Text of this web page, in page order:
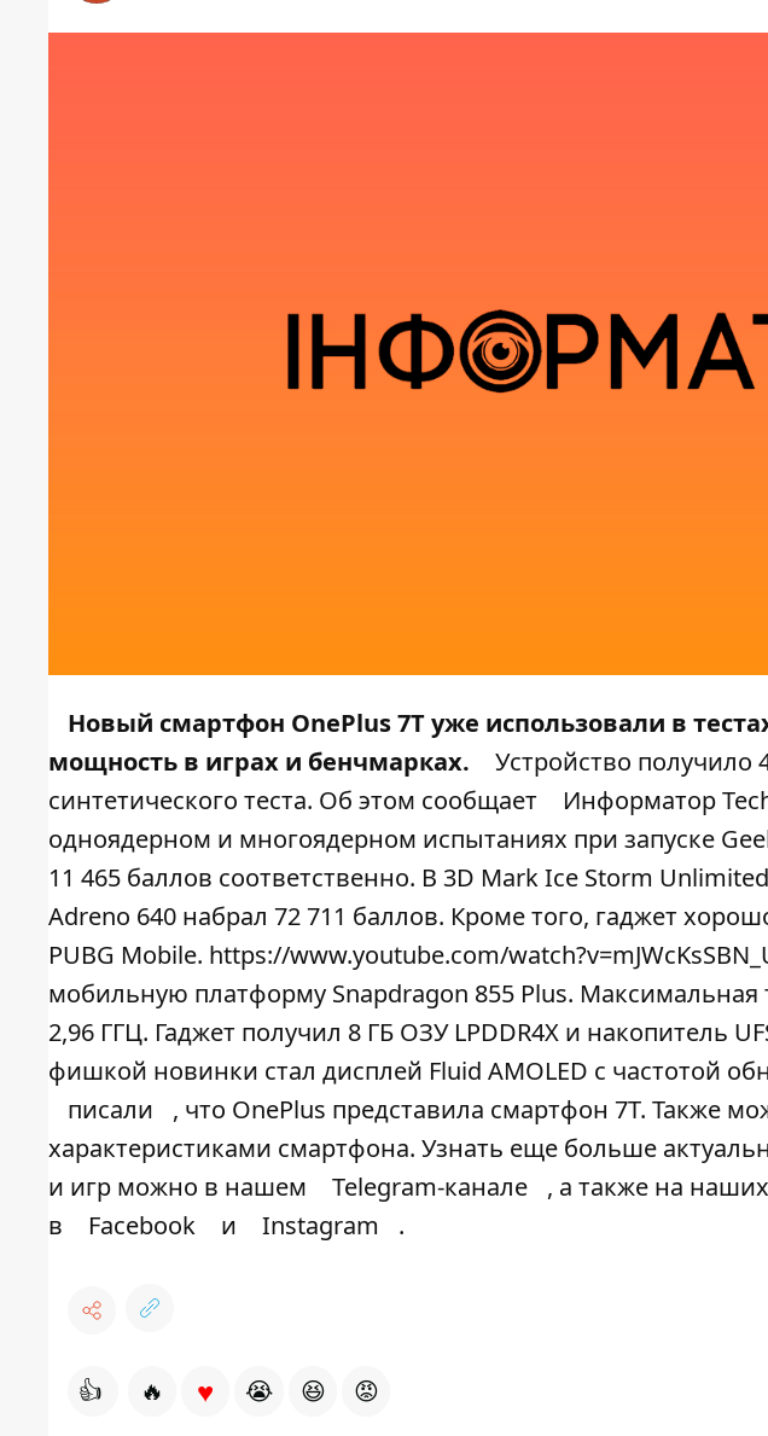
Новый смартфон OnePlus 7T уже использовали в
мощность в играх и бенчмарках.
Устройство получило
синтетического теста. Об этом сообщает
Информатор
одноядерном и многоядерном испытаниях при запуске
11 465 баллов соответственно. В 3D Mark Ice Storm
Adreno 640 набрал 72 711 баллов. Кроме того, гаджет
PUBG Mobile. https://www.youtube.com/
мобильную платформу Snapdragon 855 Plus. Максимальная
2,96 ГГЦ. Гаджет получил 8 ГБ ОЗУ LPDDR4X и накопитель
фишкой новинки стал дисплей Fluid AMOLED с частотой
писали
, что OnePlus представила смартфон 7T. Также
характеристиками смартфона. Узнать еще больше
и игр можно в нашем
Telegram-канале
, а также на
в
Facebook и Instagram .
👍 🔥 ♥ 😭 😆 😡